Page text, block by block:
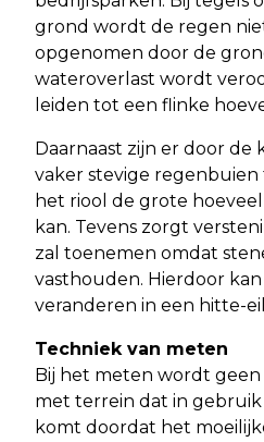
grond wordt de regen
opgenomen door de
wateroverlast wordt
leiden tot een flinke
Daarnaast zijn er door de
vaker stevige
het riool de grote
kan. Tevens zorgt
zal toenemen omdat
vasthouden. Hierdoor
veranderen in een hitte-
Techniek van meten
Bij het meten wordt
met terrein dat in gebruik
komt doordat het